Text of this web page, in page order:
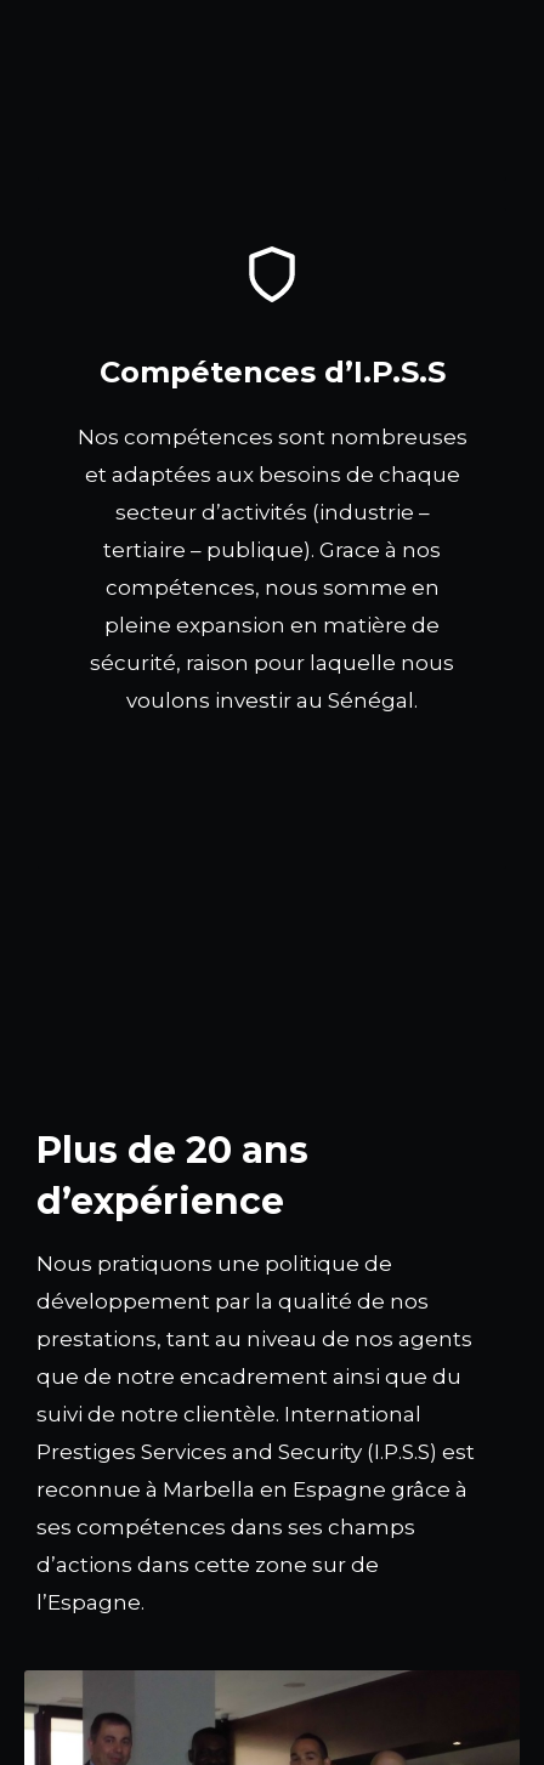
Compétences d’I.P.S.S
Nos compétences sont nombreuses
et adaptées aux besoins de chaque
secteur d’activités (industrie –
tertiaire – publique). Grace à nos
compétences, nous somme en
pleine expansion en matière de
sécurité, raison pour laquelle nous
voulons investir au Sénégal.
Plus de 20 ans
d’expérience
Nous pratiquons une politique de
développement par la qualité de nos
prestations, tant au niveau de nos agents
que de notre encadrement ainsi que du
suivi de notre clientèle. International
Prestiges Services and Security (I.P.S.S) est
reconnue à Marbella en Espagne grâce à
ses compétences dans ses champs
d’actions dans cette zone sur de
l’Espagne.